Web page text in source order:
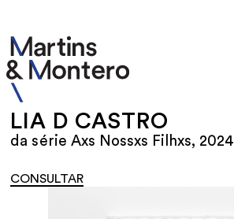
LIA D CASTRO
da série Axs Nossxs Filhxs, 2024
CONSULTAR